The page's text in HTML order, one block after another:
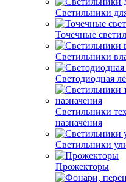
Светильники
Точечные
Светильники
Светодиодная
Светильники
назначения
Светильники
Прожекторы